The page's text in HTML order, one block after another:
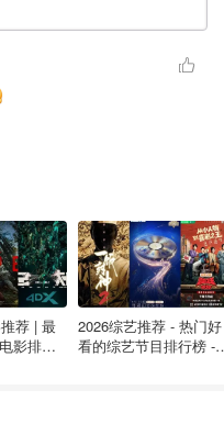
时，锅垫和防热手套，可
需要用钳子夹起来移开。
洁精是可生物降解的，
是排到湖泊中或倒在地
分。
生动物，夜里或是您不在
。
荐 | 最
影排行
2026综艺推荐 - 热门好
看的综艺节目排行榜 -